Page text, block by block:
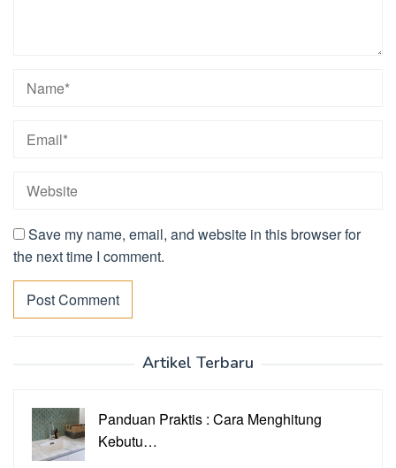
Save my name, email, and website in this browser for
the next time I comment.
Artikel Terbaru
Panduan Praktis : Cara Menghitung
Kebutu…